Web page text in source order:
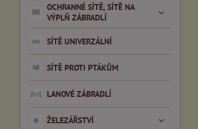
OCHRANNÉ SÍTĚ, SÍTĚ NA
VÝPLŇ ZÁBRADLÍ
SÍTĚ UNIVERZÁLNÍ
SÍTĚ PROTI PTÁKŮM
LANOVÉ ZÁBRADLÍ
ŽELEZÁŘSTVÍ